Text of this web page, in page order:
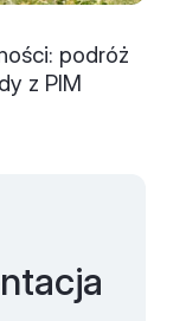
podróż
z PIM